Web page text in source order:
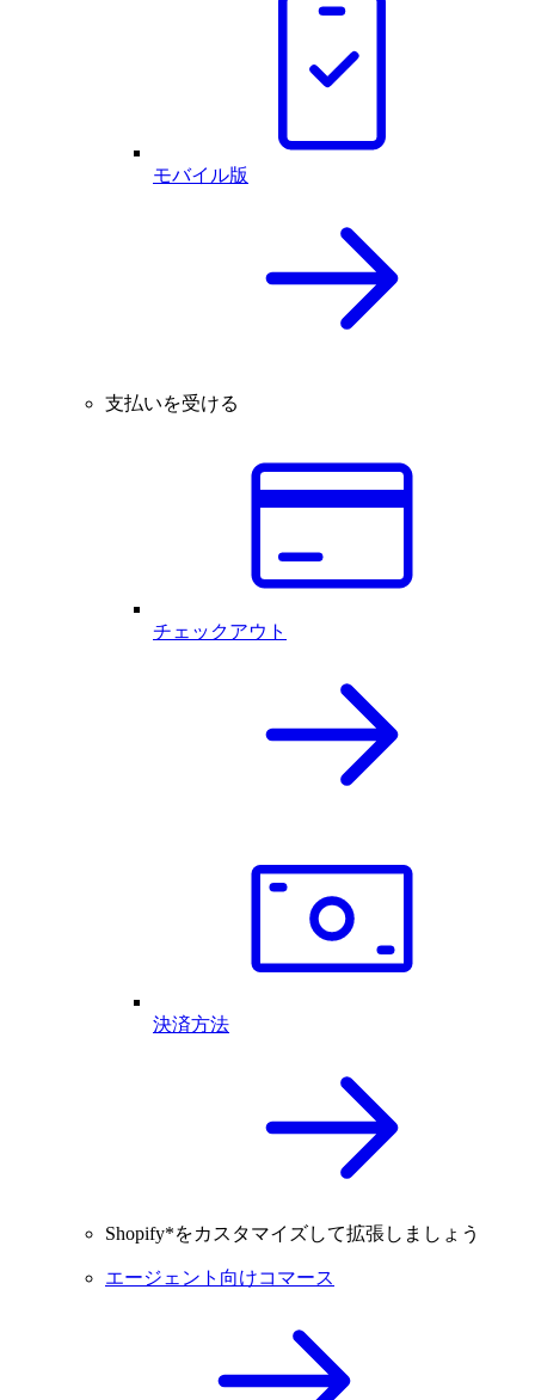
モバイル版
支払いを受ける
チェックアウト
決済方法
Shopify*をカスタマイズして拡張しましょう
エージェント向けコマース